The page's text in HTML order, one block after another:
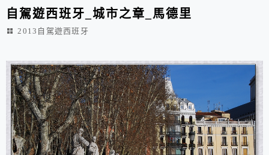
自駕遊西班牙_城市之章_馬德里
2013自駕遊西班牙